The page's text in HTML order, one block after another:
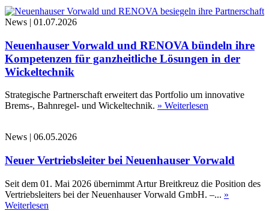
News | 01.07.2026
Neuenhauser Vorwald und RENOVA bündeln ihre
Kompetenzen für ganzheitliche Lösungen in der
Wickeltechnik
Strategische Partnerschaft erweitert das Portfolio um innovative
Brems-, Bahnregel- und Wickeltechnik. » Weiterlesen
News | 06.05.2026
Neuer Vertriebsleiter bei Neuenhauser Vorwald
Seit dem 01. Mai 2026 übernimmt Artur Breitkreuz die Position des
Vertriebsleiters bei der Neuenhauser Vorwald GmbH. –... »
Weiterlesen